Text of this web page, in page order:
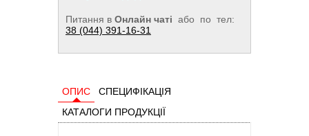
Питання в Онлайн чаті або по тел:
38 (044) 391-16-31
ОПИС
СПЕЦИФІКАЦІЯ
КАТАЛОГИ ПРОДУКЦІЇ